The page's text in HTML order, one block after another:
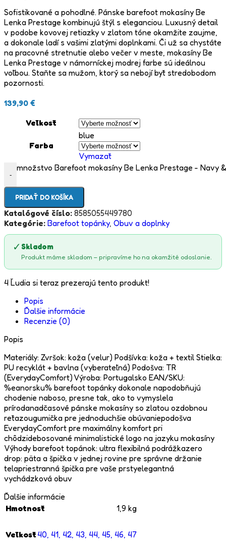
Sofistikované a pohodlné. Pánske barefoot mokasíny Be
Lenka Prestage kombinujú štýl s eleganciou. Luxusný detail
v podobe kovovej retiazky v zlatom tóne okamžite zaujme,
a dokonale ladí s vašimi zlatými doplnkami. Či už sa chystáte
na pracovné stretnutie alebo večer v meste, mokasíny Be
Lenka Prestage v námorníckej modrej farbe sú ideálnou
voľbou. Staňte sa mužom, ktorý sa nebojí byť stredobodom
pozornosti.
139,90 €
Veľkosť
Farba
blue
Vymazať
-
množstvo Barefoot mokasíny Be Lenka Prestage - Navy
PRIDAŤ DO KOŠÍKA
Katalógové číslo: 8585055449780
Kategórie: Barefoot topánky, Obuv a doplnky
✓ Skladom
Produkt máme skladom – pripravíme ho na okamžité odoslanie.
4 Ľudia si teraz prezerajú tento produkt!
Popis
Ďalšie informácie
Recenzie (0)
Popis
Materiály: Zvršok: koža (velur) Podšívka: koža + textil Stielka:
PU recyklát + bavlna (vyberateľná) Podošva: TR
(EverydayComfort) Výroba: Portugalsko EAN/SKU:
%eanorsku% barefoot topánky dokonale napodobňujú
chodenie naboso, presne tak, ako to vymyslela
prírodanadčasové pánske mokasíny so zlatou ozdobnou
reťazougumička pre jednoduchšie obúvaniepodošva
EverydayComfort pre maximálny komfort pri
chôdzidebosované minimalistické logo na jazyku mokasíny
Výhody barefoot topánok: ultra flexibilná podrážkazero
drop: päta a špička v jednej rovine pre správne držanie
telapriestranná špička pre vaše prstyelegantná
vychádzková obuv
Ďalšie informácie
Hmotnosť
1,9 kg
Veľkosť 40, 41, 42, 43, 44, 45, 46, 47